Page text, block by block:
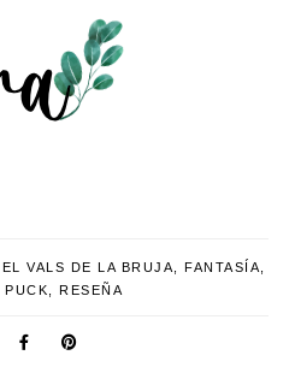
EL VALS DE LA BRUJA ,FANTASÍA
,PUCK ,RESEÑA